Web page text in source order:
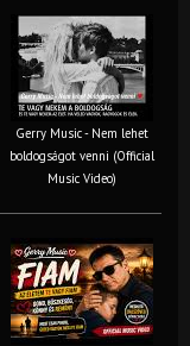
Gerry Music - Nem lehet
boldogságot venni (Official
Music Video)